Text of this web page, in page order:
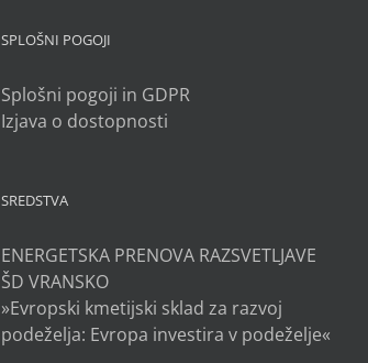
SPLOŠNI POGOJI
Splošni pogoji in GDPR
Izjava o dostopnosti
SREDSTVA
ENERGETSKA PRENOVA RAZSVETLJAVE
ŠD VRANSKO
»Evropski kmetijski sklad za razvoj
podeželja: Evropa investira v podeželje«